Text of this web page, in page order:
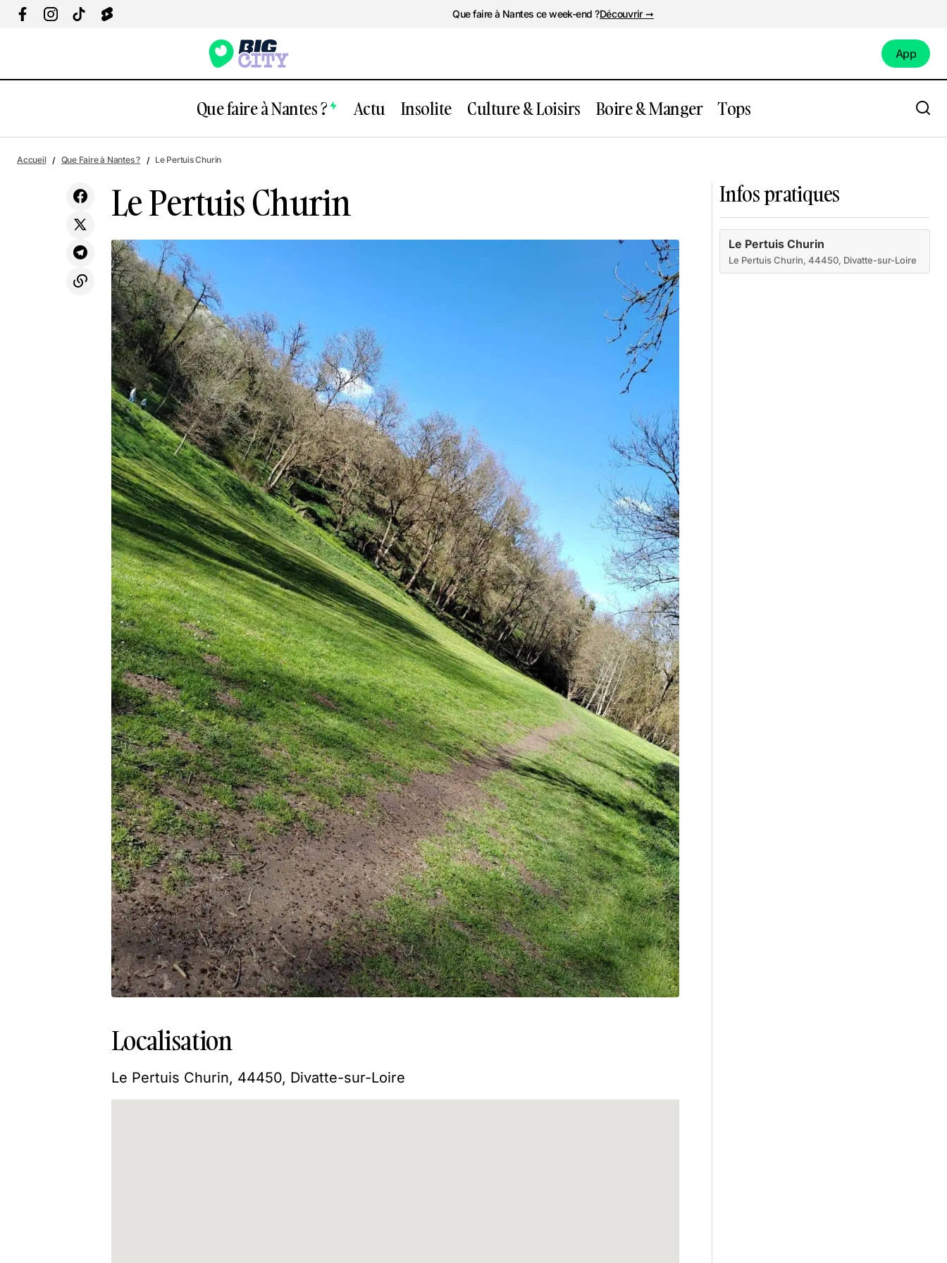
Que faire à Nantes ce week-end ?Découvrir ➞
App
Que faire à Nantes ? Actu Insolite Culture & Loisirs Boire & Manger Tops
Canopée
Accueil Que Faire à Nantes ? Le Pertuis Churin
Le Pertuis Churin
Localisation
Le Pertuis Churin, 44450, Divatte-sur-Loire
Infos pratiques
Le Pertuis Churin
Le Pertuis Churin, 44450, Divatte-sur-Loire